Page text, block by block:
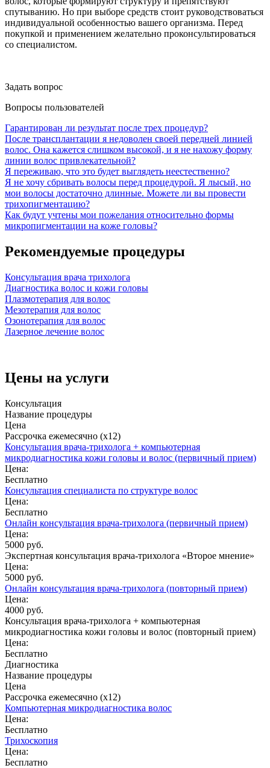
спутыванию. Но при выборе средств стоит руководствоваться
индивидуальной особенностью вашего организма. Перед
покупкой и применением желательно проконсультироваться
со специалистом.
Задать вопрос
Вопросы пользователей
Гарантирован ли результат после трех процедур?
После трансплантации я недоволен своей передней линией
волос. Она кажется слишком высокой, и я не нахожу форму
линии волос привлекательной?
Я переживаю, что это будет выглядеть неестественно?
Я не хочу сбривать волосы перед процедурой. Я лысый, но
мои волосы достаточно длинные. Можете ли вы провести
трихопигментацию?
Как будут учтены мои пожелания относительно формы
микропигментации на коже головы?
Рекомендуемые процедуры
Консультация врача трихолога
Диагностика волос и кожи головы
Плазмотерапия для волос
Мезотерапия для волос
Озонотерапия для волос
Лазерное лечение волос
Цены на услуги
Консультация
Название процедуры
Цена
Рассрочка ежемесячно (x12)
Консультация врача-трихолога + компьютерная
микродиагностика кожи головы и волос (первичный прием)
Цена:
Бесплатно
Консультация специалиста по структуре волос
Цена:
Бесплатно
Онлайн консультация врача-трихолога (первичный прием)
Цена:
5000 руб.
Экспертная консультация врача-трихолога «Второе мнение»
Цена:
5000 руб.
Онлайн консультация врача-трихолога (повторный прием)
Цена:
4000 руб.
Консультация врача-трихолога + компьютерная
микродиагностика кожи головы и волос (повторный прием)
Цена:
Бесплатно
Диагностика
Название процедуры
Цена
Рассрочка ежемесячно (x12)
Компьютерная микродиагностика волос
Цена:
Бесплатно
Трихоскопия
Цена:
Бесплатно